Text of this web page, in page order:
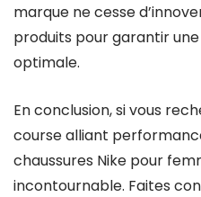
marque ne cesse
produits pour garantir
optimale.
En conclusion, si vous
course alliant
chaussures Nike pour
incontournable. Faites